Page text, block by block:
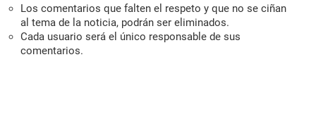
Los comentarios que falten el respeto y que no se ciñan
al tema de la noticia, podrán ser eliminados.
Cada usuario será el único responsable de sus
comentarios.